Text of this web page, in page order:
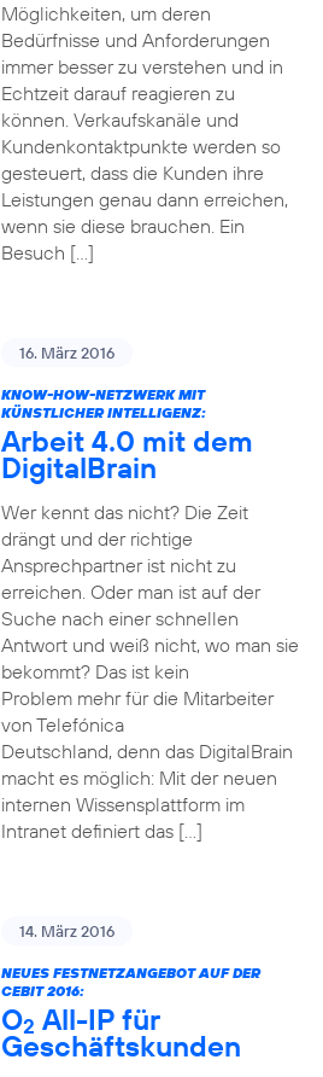
Möglichkeiten, um deren
Bedürfnisse und Anforderungen
immer besser zu verstehen und in
Echtzeit darauf reagieren zu
können. Verkaufskanäle und
Kundenkontaktpunkte werden so
gesteuert, dass die Kunden ihre
Leistungen genau dann erreichen,
wenn sie diese brauchen. Ein
Besuch […]
16. März 2016
KNOW-HOW-NETZWERK MIT
KÜNSTLICHER INTELLIGENZ:
Arbeit 4.0 mit dem
DigitalBrain
Wer kennt das nicht? Die Zeit
drängt und der richtige
Ansprechpartner ist nicht zu
erreichen. Oder man ist auf der
Suche nach einer schnellen
Antwort und weiß nicht, wo man sie
bekommt? Das ist kein
Problem mehr für die Mitarbeiter
von Telefónica
Deutschland, denn das DigitalBrain
macht es möglich: Mit der neuen
internen Wissensplattform im
Intranet definiert das […]
14. März 2016
NEUES FESTNETZANGEBOT AUF DER
CEBIT 2016:
O2 All-IP für
Geschäftskunden